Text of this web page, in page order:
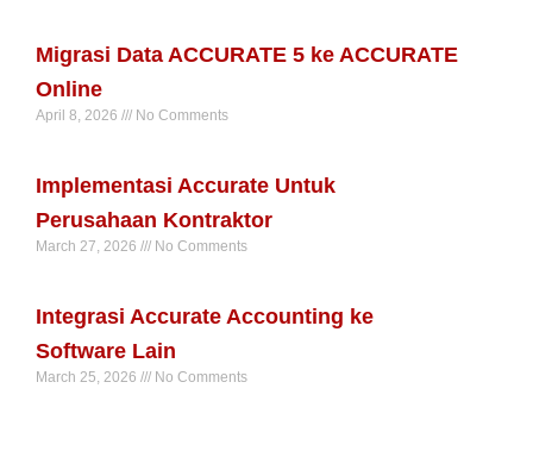
Migrasi Data ACCURATE 5 ke ACCURATE
Online
April 8, 2026 No Comments
Implementasi Accurate Untuk
Perusahaan Kontraktor
March 27, 2026 No Comments
Integrasi Accurate Accounting ke
Software Lain
March 25, 2026 No Comments